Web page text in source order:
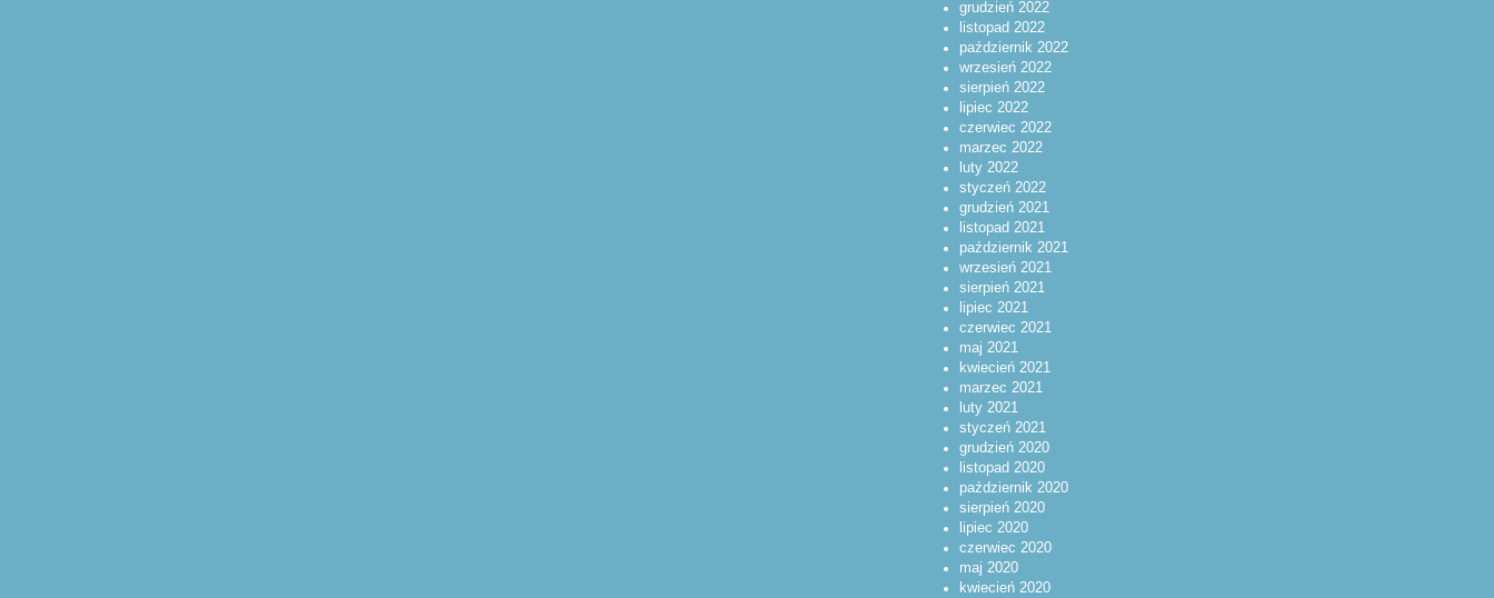
grudzień 2022
listopad 2022
październik 2022
wrzesień 2022
sierpień 2022
lipiec 2022
czerwiec 2022
marzec 2022
luty 2022
styczeń 2022
grudzień 2021
listopad 2021
październik 2021
wrzesień 2021
sierpień 2021
lipiec 2021
czerwiec 2021
maj 2021
kwiecień 2021
marzec 2021
luty 2021
styczeń 2021
grudzień 2020
listopad 2020
październik 2020
sierpień 2020
lipiec 2020
czerwiec 2020
maj 2020
kwiecień 2020